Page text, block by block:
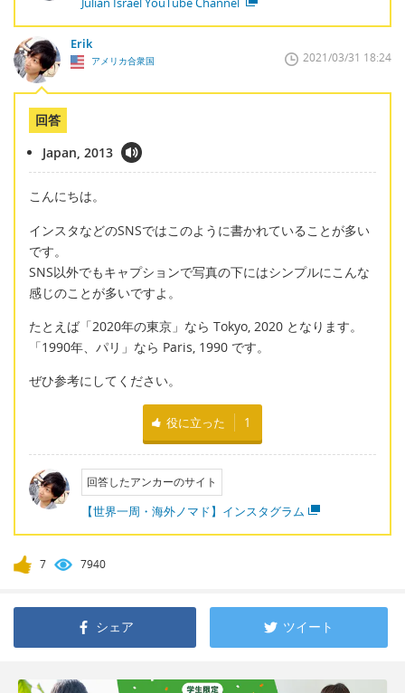
Erik
アメリカ合衆国 2021/03/31 18:24
回答
Japan, 2013
こんにちは。
インスタなどのSNSではこのように書かれていることが多い
です。
SNS以外でもキャプションで写真の下にはシンプルにこんな
感じのことが多いですよ。
たとえば「2020年の東京」なら Tokyo, 2020 となります。
「1990年、パリ」なら Paris, 1990 です。
ぜひ参考にしてください。
役に立った 1
回答したアンカーのサイト
【世界一周・海外ノマド】インスタグラム
7 7940
シェア ツイート